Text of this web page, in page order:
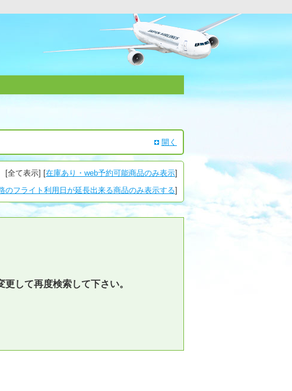
開く
[全て表示] [在庫あり・web予約可能商品のみ表示]
のフライト利用日が延長出来る商品のみ表示する]
して再度検索して下さい。